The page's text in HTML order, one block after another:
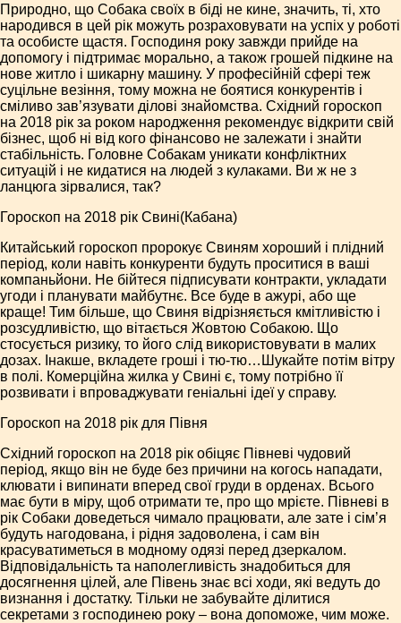
Природно, що Собака своїх в біді не кине, значить, ті, хто
народився в цей рік можуть розраховувати на успіх у роботі
та особисте щастя. Господиня року завжди прийде на
допомогу і підтримає морально, а також грошей підкине на
нове житло і шикарну машину. У професійній сфері теж
суцільне везіння, тому можна не боятися конкурентів і
сміливо зав’язувати ділові знайомства. Східний гороскоп
на 2018 рік за роком народження рекомендує відкрити свій
бізнес, щоб ні від кого фінансово не залежати і знайти
стабільність. Головне Собакам уникати конфліктних
ситуацій і не кидатися на людей з кулаками. Ви ж не з
ланцюга зірвалися, так?
Гороскоп на 2018 рік Свині(Кабана)
Китайський гороскоп пророкує Свиням хороший і плідний
період, коли навіть конкуренти будуть проситися в ваші
компаньйони. Не бійтеся підписувати контракти, укладати
угоди і планувати майбутнє. Все буде в ажурі, або ще
краще! Тим більше, що Свиня відрізняється кмітливістю і
розсудливістю, що вітається Жовтою Собакою. Що
стосується ризику, то його слід використовувати в малих
дозах. Інакше, вкладете гроші і тю-тю…Шукайте потім вітру
в полі. Комерційна жилка у Свині є, тому потрібно її
розвивати і впроваджувати геніальні ідеї у справу.
Гороскоп на 2018 рік для Півня
Східний гороскоп на 2018 рік обіцяє Півневі чудовий
період, якщо він не буде без причини на когось нападати,
клювати і випинати вперед свої груди в орденах. Всього
має бути в міру, щоб отримати те, про що мрієте. Півневі в
рік Собаки доведеться чимало працювати, але зате і сім’я
будуть нагодована, і рідня задоволена, і сам він
красуватиметься в модному одязі перед дзеркалом.
Відповідальність та наполегливість знадобиться для
досягнення цілей, але Півень знає всі ходи, які ведуть до
визнання і достатку. Тільки не забувайте ділитися
секретами з господинею року – вона допоможе, чим може.